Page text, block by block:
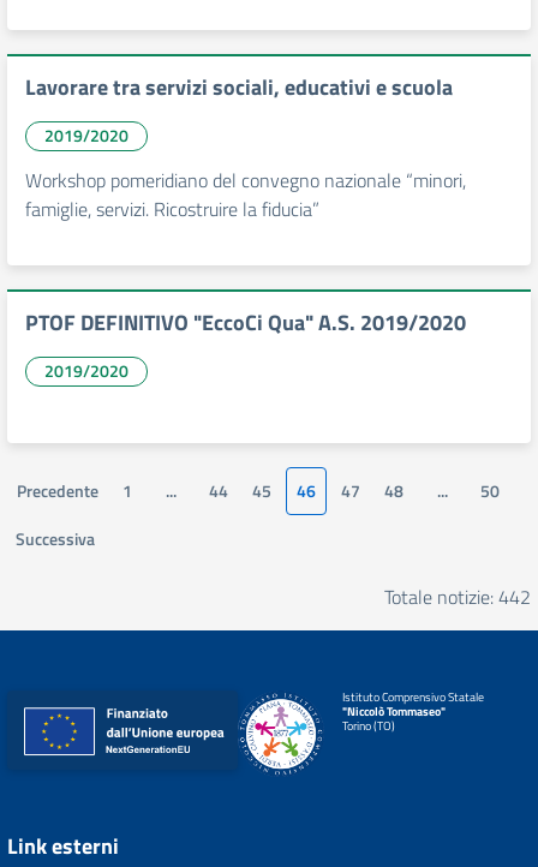
Lavorare tra servizi sociali, educativi e scuola
2019/2020
Workshop pomeridiano del convegno nazionale “minori,
famiglie, servizi. Ricostruire la fiducia”
PTOF DEFINITIVO "EccoCi Qua" A.S. 2019/2020
2019/2020
Precedente 1 ... 44 45 46 47 48 ...
50
Successiva
Totale notizie: 442
Istituto Comprensivo Statale
"Niccolò Tommaseo"
Torino (TO)
Link esterni